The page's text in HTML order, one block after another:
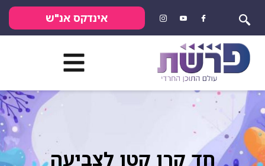
אינדקס אנ"ש
חד קרן קטן לצביעה